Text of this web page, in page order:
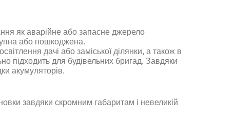
як аварійне або запасне джерело
або пошкоджена.
дачі або заміської ділянки, а також в
підходить для будівельних бригад. Завдяки
акумуляторів.
завдяки скромним габаритам і невеликій